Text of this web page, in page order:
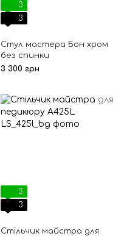
3
3
Стул мастера Бон хром
без спинки
3 300 грн
3
3
Стільчик майстра для